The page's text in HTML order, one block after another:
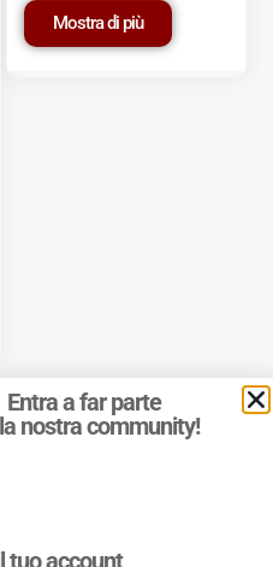
Mostra di più
03921390245
Entra a far parte
nostra community!